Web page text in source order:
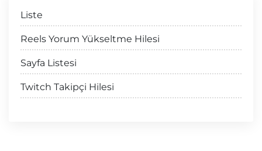
Liste
Reels Yorum Yükseltme Hilesi
Sayfa Listesi
Twitch Takipçi Hilesi